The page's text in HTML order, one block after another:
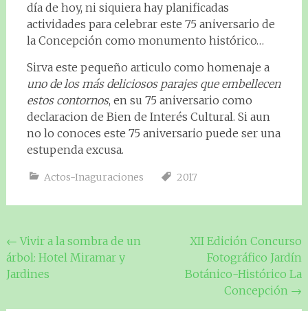
día de hoy, ni siquiera hay planificadas
actividades para celebrar este 75 aniversario de
la Concepción como monumento histórico…
Sirva este pequeño articulo como homenaje a
uno de los más deliciosos parajes que embellecen
estos contornos, en su 75 aniversario como
declaracion de Bien de Interés Cultural. Si aun
no lo conoces este 75 aniversario puede ser una
estupenda excusa.
Actos-Inaguraciones 2017
Navegación
de
entradas
← Vivir a la sombra de un
árbol: Hotel Miramar y
Jardines
XII Edición Concurso
Fotográfico Jardín
Botánico-Histórico La
Concepción →